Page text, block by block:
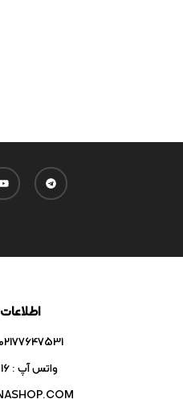
02177647531 - داخلی ۱۰۲
واتس آپ : 09301039016